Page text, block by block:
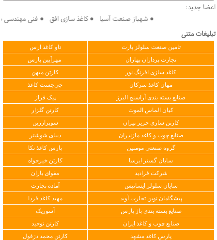
اعضا جدید:
● شهباز صنعت آسیا ● کاغذ سازی افق ● فنی مهندسی
تبلیغات متنی
تامین صنعت سلولز پارت
تاو کاغذ ارس
تجارت پردازان بهاران
مهرآیین پارس
کاغذ سازی افرنگ نور
کارتن میهن
مهان کاغذ سرکان
چی‌چست کاغذ
صنایع بسته بندی آراسنج البرز
پیک فراز
کیان الماس الموت
کارتن گلزار
کارتن سازی حریر پیران
سوپرارزین
صنایع چوب و کاغذ مازندران
دیبای شوشتر
گروه صنعتی مومنین
پارس کاغذ نکا
سایان گستر ایرسا
کارتن خیرخواه
شرکت فرادید
مقوای یاران
سایان سلولز ایساتیس
آماده تجارت
پیشگامان نوین تجارت آوید
مهبد کاغذ فردا
صنایع بسته بندی پاژ پارس
آسوریک
صنایع چوب و کاغذ ایران
کارتن توحید
پارس کاغذ مشهد
کارتن محمد دزفول